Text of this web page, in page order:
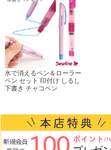
水で消えるペン＆ローラー
ペン セット 印付け しるし
下書き チャコペン